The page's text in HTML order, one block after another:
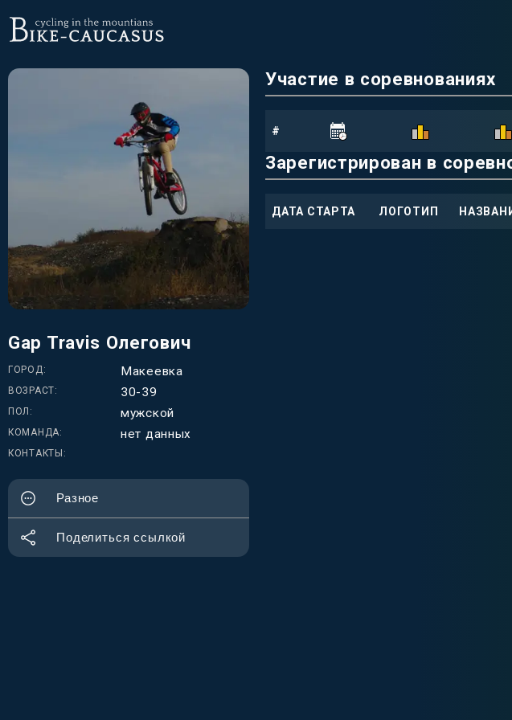
Gap Travis Олегович
ГОРОД Макеевка
ВОЗРАСТ 30-39
ПОЛ мужской
КОМАНДА нет данных
КОНТАКТЫ
Разное
Поделиться ссылкой
Участие в соревнованиях
#
Зарегистрирован в
ДАТА СТАРТА ЛОГОТИП